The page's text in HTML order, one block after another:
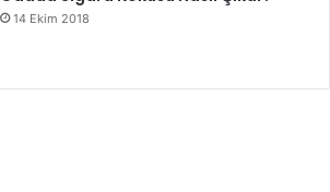
14 Ekim 2018